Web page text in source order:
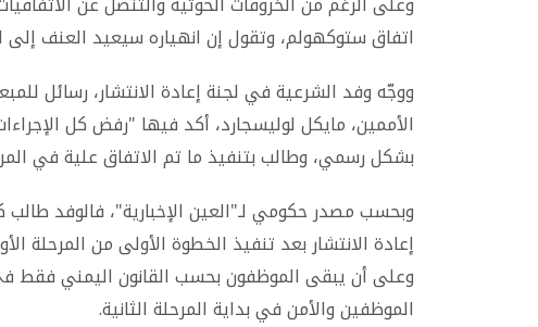
اتفاق ستوكهولم، وتقول إن انهياره سيعيد العنف إلى
ووجّه وفد الشرعية في لجنة إعادة الانتشار، رسائل
الأممين، مايكل لوليسجارد، أكد فيها "رفض كل
بشكل رسمي، وطالب بتنفيذ ما تم الاتفاق علية في
وبحسب مصدر حكومي لـ"العين الإخبارية"، فالوفد طالب
إعادة الانتشار بعد تنفيذ الخطوة الأولى من المرحلة
وعلى أن يبقى الموظفون بحسب القانون اليمني فقط
الموظفين والأمن في بداية المرحلة الثانية.